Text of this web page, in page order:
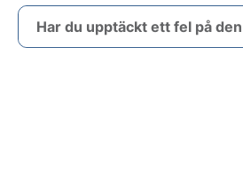
Har du upptäckt ett fel på